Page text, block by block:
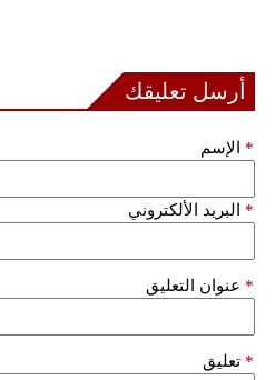
أرسل تعليقك
الإسم *
البريد الألكتروني *
عنوان التعليق *
تعليق *